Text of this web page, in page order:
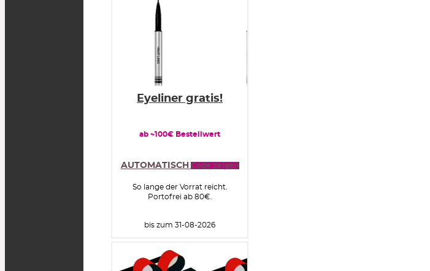
Eyeliner gratis!
ab ~100€ Bestellwert
AUTOMATISCH Code zeigen
So lange der Vorrat reicht.
Portofrei ab 80€.
bis zum 31-08-2026